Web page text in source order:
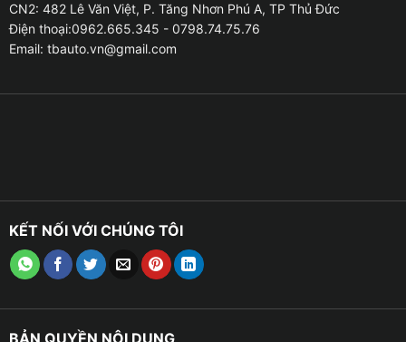
– Toàn cảnh 3D: Giúp bạn quan sát toàn cảnh xung
quanh của xe theo dạng 3D.
– Toàn cảnh góc nhìn từ trên cao xuống dưới: Giúp
hông.
– Toàn cảnh góc nhìn từ phía sau xe: Giúp bạn có
thể quan sát không gian ở phía sau xe.
– Thiết bị có khả năng hiển thị hình ảnh của xe từ nhiều
góc nhìn khác nhau, Camera TexPad Zone 4 này
CN2: 482 Lê Văn Việt, P. Tăng Nhơn Phú A, TP Thủ Đức
Điện thoại:0962.665.345 - 0798.74.75.76
Email: tbauto.vn@gmail.com
KẾT NỐI VỚI CHÚNG TÔI